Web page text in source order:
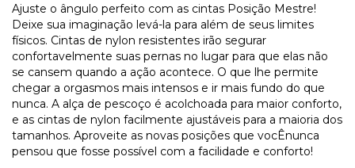
Ajuste o ângulo perfeito com as cintas Posição Mestre!
Deixe sua imaginação levá-la para além de seus limites
físicos. Cintas de nylon resistentes irão segurar
confortavelmente suas pernas no lugar para que elas não
se cansem quando a ação acontece. O que lhe permite
chegar a orgasmos mais intensos e ir mais fundo do que
nunca. A alça de pescoço é acolchoada para maior conforto,
e as cintas de nylon facilmente ajustáveis para a maioria dos
tamanhos. Aproveite as novas posições que vocÊnunca
pensou que fosse possível com a facilidade e conforto!